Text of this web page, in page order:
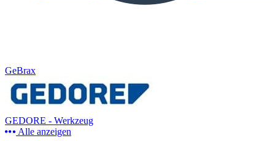
GeBrax
GEDORE - Werkzeug
Alle anzeigen